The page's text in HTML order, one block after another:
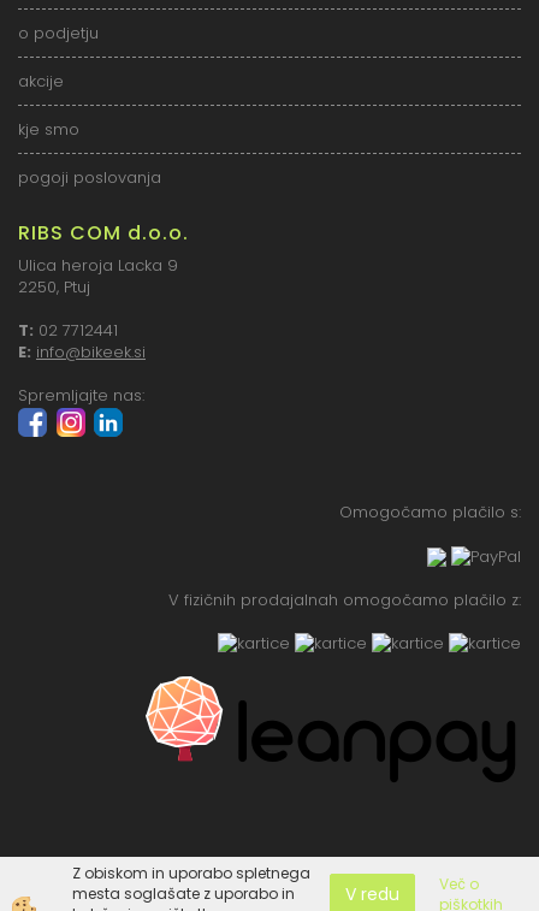
o podjetju
akcije
kje smo
pogoji poslovanja
RIBS COM d.o.o.
Ulica heroja Lacka 9
2250, Ptuj
T: 02 7712441
E: info@bikeek.si
Spremljajte nas:
Omogočamo plačilo s:
V fizičnih prodajalnah omogočamo plačilo z:
Z obiskom in uporabo spletnega
mesta soglašate z uporabo in
V redu
Več o
piškotkih